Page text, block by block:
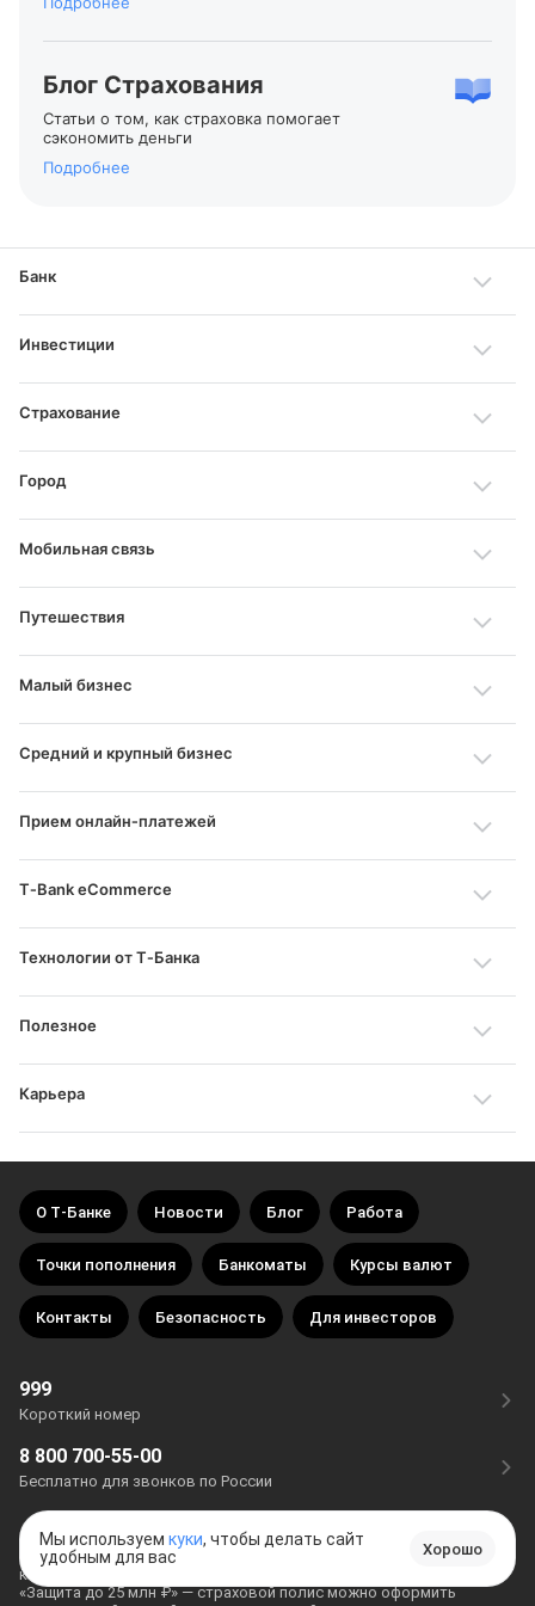
Мы используем куки, чтобы делать сайт
удобным для вас
Хорошо
Блог Страхования
Статьи о том, как страховка помогает
сэкономить деньги
Подробнее
Банк
Инвестиции
Страхование
Город
Мобильная связь
Путешествия
Малый бизнес
Средний и крупный бизнес
Прием онлайн‑платежей
T‑Bank eCommerce
Технологии от Т‑Банка
Полезное
Карьера
О Т‑Банке Новости Блог Работа
Точки пополнения Банкоматы Курсы валют
Контакты Безопасность Для инвесторов
999
Короткий номер
8 800 700-55-00
Бесплатно для звонков по России
«Выгода до 30%» — согласнотарифам от 29.11.2021
напрямую у страховщика можно экономить в сравнении с другими
каналами продаж
«Защита до 25 млн ₽» — страховой полис можно оформить